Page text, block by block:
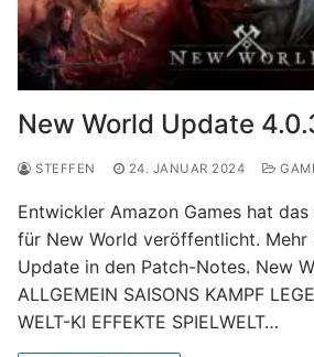
New World Update
STEFFEN 24. JANUAR 2024
Entwickler Amazon Games hat
für New World veröffentlicht. Mehr
Update in den Patch-Notes. New
ALLGEMEIN SAISONS KAMPF
WELT-KI EFFEKTE SPIELWELT…